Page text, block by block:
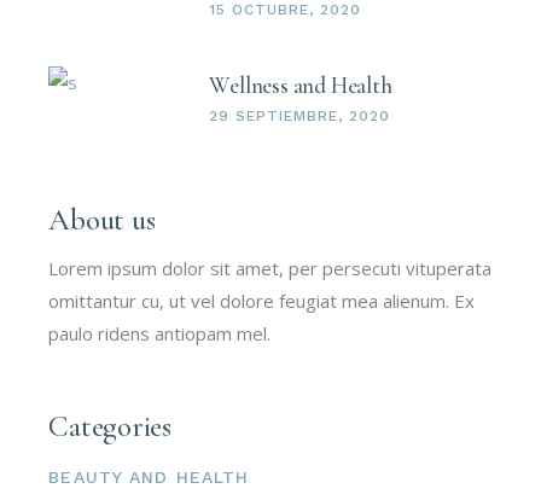
15 OCTUBRE, 2020
Wellness and Health
29 SEPTIEMBRE, 2020
About us
Lorem ipsum dolor sit amet, per persecuti vituperata
omittantur cu, ut vel dolore feugiat mea alienum. Ex
paulo ridens antiopam mel.
Categories
BEAUTY AND HEALTH